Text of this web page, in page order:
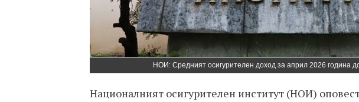
НОИ: Средният осигурителен доход за април 2026 година
Националният осигурителен институт (НОИ)